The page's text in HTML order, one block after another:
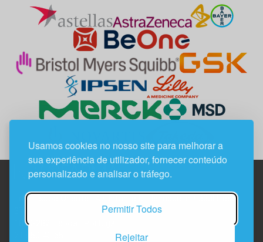
Usamos cookies no nosso site para melhorar a
sua experiência de utilizador, fornecer conteúdo
personalizado e analisar o tráfego.
Permitir Todos
Rejeitar
Edif. Lisboa Oriente | Av. Infante D. Henrique, n.º 333H, esc.
1800-282 Lisboa | Portugal